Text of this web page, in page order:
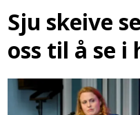
Sju skeive
oss til å se i